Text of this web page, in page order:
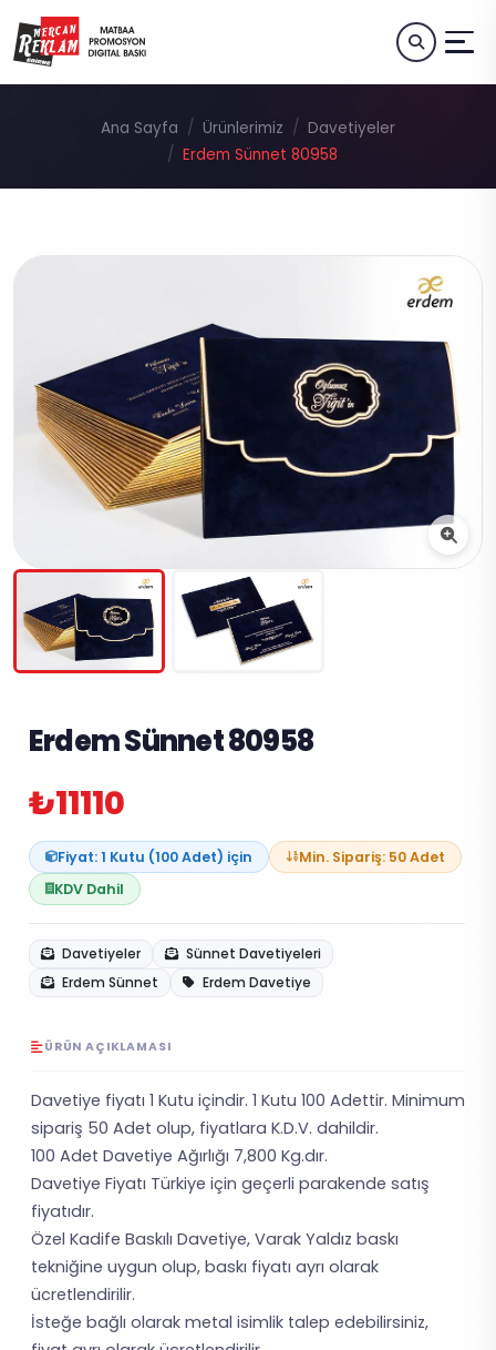
Ana Sayfa Ürünlerimiz
Davetiyeler
Erdem Sünnet 80958
Erdem Sünnet 80958
₺11110
Fiyat: 1 Kutu (100 Adet) için
Min. Sipariş: 50 Adet
KDV Dahil
Davetiyeler
Sünnet Davetiyeleri
Erdem Sünnet
Erdem Davetiye
ÜRÜN AÇIKLAMASI
Davetiye fiyatı 1 Kutu içindir. 1 Kutu 100 Adettir. Minimum
sipariş 50 Adet olup, fiyatlara K.D.V. dahildir.
100 Adet Davetiye Ağırlığı 7,800 Kg.dır.
Davetiye Fiyatı Türkiye için geçerli parakende satış
fiyatıdır.
Özel Kadife Baskılı Davetiye, Varak Yaldız baskı
tekniğine uygun olup, baskı fiyatı ayrı olarak
ücretlendirilir.
İsteğe bağlı olarak metal isimlik talep edebilirsiniz,